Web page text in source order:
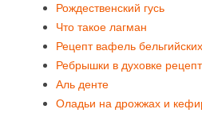
Рождественский гусь
Что такое лагман
Рецепт вафель бельгийских
Ребрышки в духовке рецепт
Аль денте
Оладьи на дрожжах и